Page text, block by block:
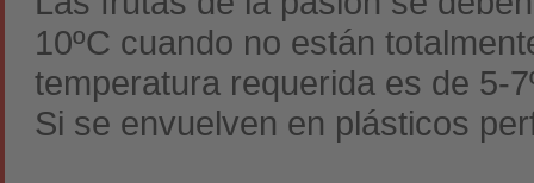
10ºC cuando no están
temperatura requerida es de 5-
Si se envuelven en plásticos